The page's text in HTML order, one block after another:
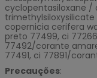
cyclopentasiloxane /
copernicia cerifera
preto 77499, ci
77492/corante
77491, ci 77891/
Precauções: